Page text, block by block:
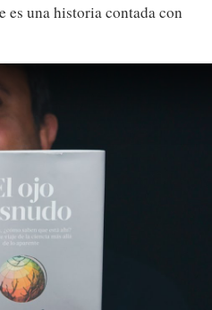
es una historia contada con